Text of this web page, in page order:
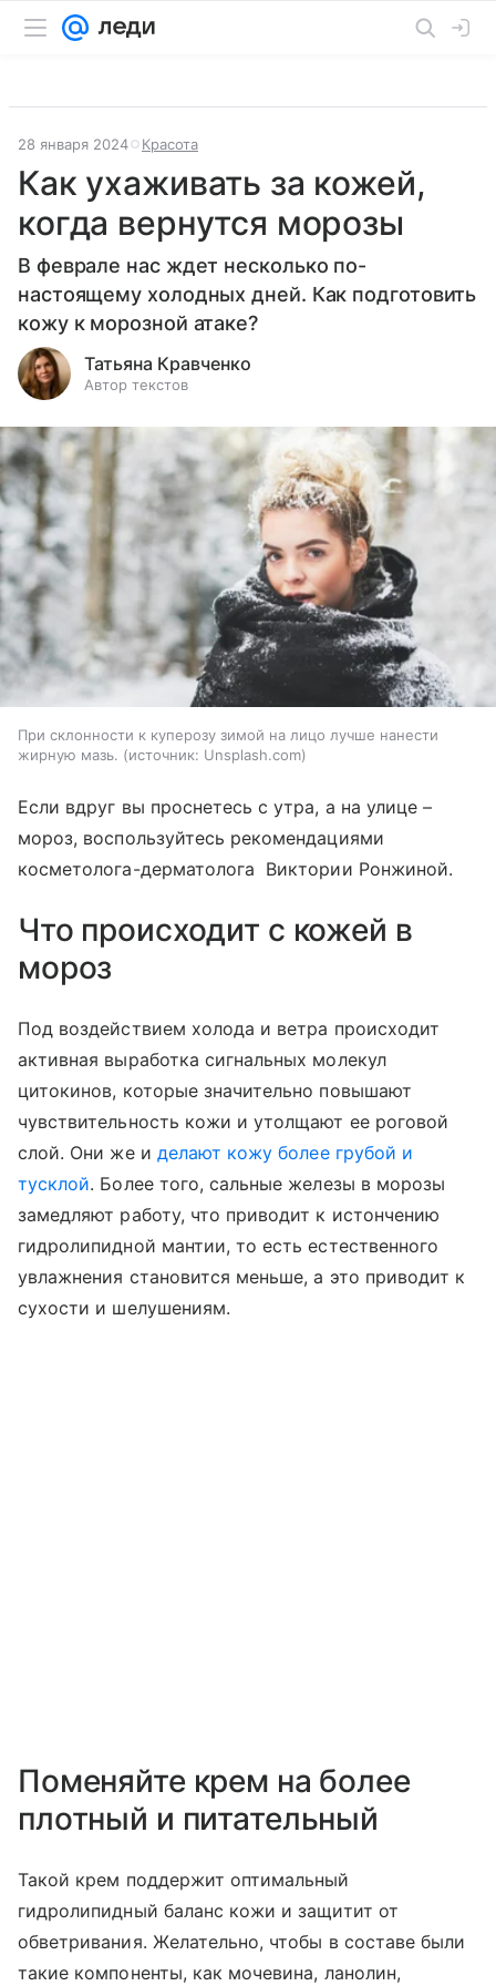
28 января 2024 Красота
Как ухаживать за кожей,
когда вернутся морозы
В феврале нас ждет несколько по-
настоящему холодных дней. Как подготовить
кожу к морозной атаке?
Татьяна Кравченко
Автор текстов
При склонности к куперозу зимой на лицо лучше нанести
жирную мазь.
источник: Unsplash.com
Если вдруг вы проснетесь с утра, а на улице –
мороз, воспользуйтесь рекомендациями
косметолога-дерматолога Виктории Ронжиной.
Что происходит с кожей в
мороз
Под воздействием холода и ветра происходит
активная выработка сигнальных молекул
цитокинов, которые значительно повышают
чувствительность кожи и утолщают ее роговой
слой. Они же и делают кожу более грубой и
тусклой. Более того, сальные железы в морозы
замедляют работу, что приводит к истончению
гидролипидной мантии, то есть естественного
увлажнения становится меньше, а это приводит к
сухости и шелушениям.
Поменяйте крем на более
плотный и питательный
Такой крем поддержит оптимальный
гидролипидный баланс кожи и защитит от
обветривания. Желательно, чтобы в составе были
такие компоненты, как мочевина, ланолин,